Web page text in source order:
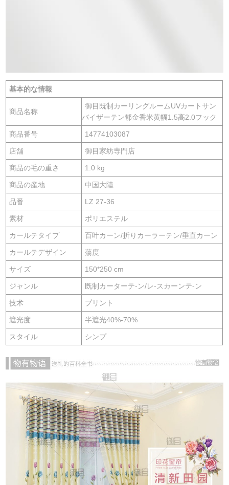
基本的な情報
商品名称
御目既制カーリングルームUVカートサン
バイザーテン郁金香米黄幅1.5高2.0フック
商品番号 14774103087
店舗 御目家紡専門店
商品の毛の重さ 1.0 kg
商品の産地 中国大陸
品番 LZ 27-36
素材 ポリエステル
カールテタイプ 百叶カーン/折りカーラーテン/垂直カーン
カールテデザイン 蕩度
サイズ 150*250 cm
ジャンル 既制カーターテ-ン/レ-スカーンテ-ン
技术 プリント
遮光度 半遮光40%-70%
スタイル シンプ